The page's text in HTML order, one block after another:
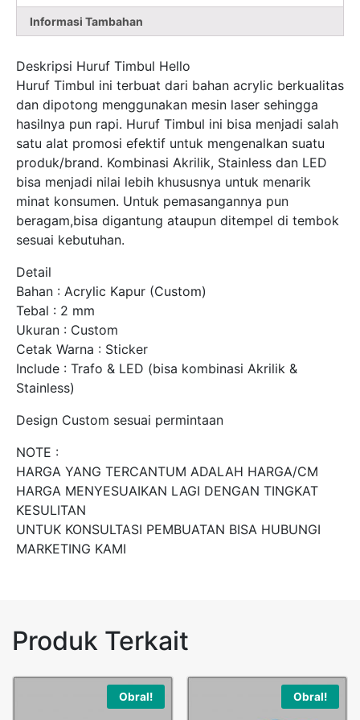
Informasi Tambahan
Deskripsi Huruf Timbul Hello
Huruf Timbul ini terbuat dari bahan acrylic berkualitas
dan dipotong menggunakan mesin laser sehingga
hasilnya pun rapi. Huruf Timbul ini bisa menjadi salah
satu alat promosi efektif untuk mengenalkan suatu
produk/brand. Kombinasi Akrilik, Stainless dan LED
bisa menjadi nilai lebih khususnya untuk menarik
minat konsumen. Untuk pemasangannya pun
beragam,bisa digantung ataupun ditempel di tembok
sesuai kebutuhan.
Detail
Bahan : Acrylic Kapur (Custom)
Tebal : 2 mm
Ukuran : Custom
Cetak Warna : Sticker
Include : Trafo & LED (bisa kombinasi Akrilik &
Stainless)
Design Custom sesuai permintaan
NOTE :
HARGA YANG TERCANTUM ADALAH HARGA/CM
HARGA MENYESUAIKAN LAGI DENGAN TINGKAT
KESULITAN
UNTUK KONSULTASI PEMBUATAN BISA HUBUNGI
MARKETING KAMI
Produk Terkait
Obral! Obral!